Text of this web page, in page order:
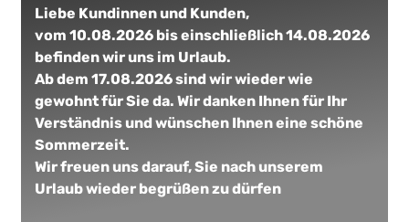
Liebe Kundinnen und Kunden,
vom 10.08.2026 bis einschließlich 14.08.2026
befinden wir uns im Urlaub.
Ab dem 17.08.2026 sind wir wieder wie
gewohnt für Sie da. Wir danken Ihnen für Ihr
Verständnis und wünschen Ihnen eine schöne
Sommerzeit.
Wir freuen uns darauf, Sie nach unserem
Urlaub wieder begrüßen zu dürfen